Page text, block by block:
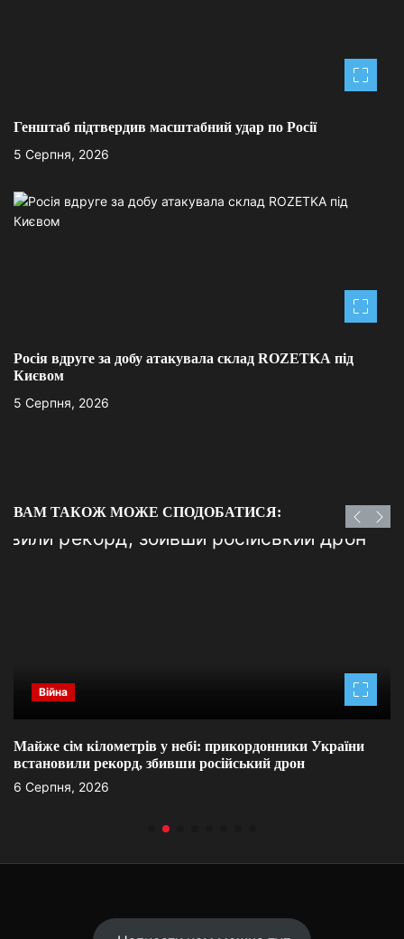
Генштаб підтвердив масштабний удар по Росії
5 Серпня, 2026
Росія вдруге за добу атакувала склад ROZETKA під
Києвом
5 Серпня, 2026
ВАМ ТАКОЖ МОЖЕ СПОДОБАТИСЯ:
Війна
Майже сім кілометрів у небі: прикордонники України
встановили рекорд, збивши російський дрон
6 Серпня, 2026